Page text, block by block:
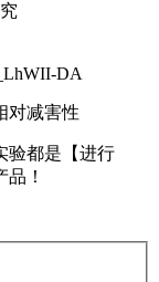
DA
对减害性
验都是【进行
！